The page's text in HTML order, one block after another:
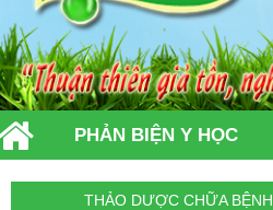
PHẢN BIỆN Y HỌC
TỨC LIÊN HỆ
THẢO DƯỢC CHỮA BỆNH